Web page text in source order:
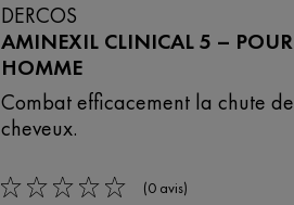
DERCOS
AMINEXIL CLINICAL 5 – POUR
HOMME
Combat efficacement la chute de
cheveux.
0/5 (0 avis)